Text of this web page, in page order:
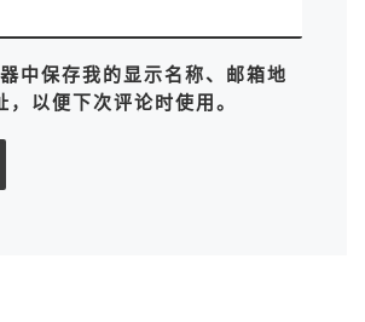
中保存我的显示名称、邮箱地
，以便下次评论时使用。